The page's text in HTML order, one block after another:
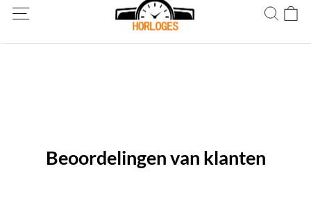
Wereldwijde verzending! Levering binnen 5 tot 20 dagen. Niet
tevreden? Retourneer binnen 30 dagen.
Beoordelingen van klanten